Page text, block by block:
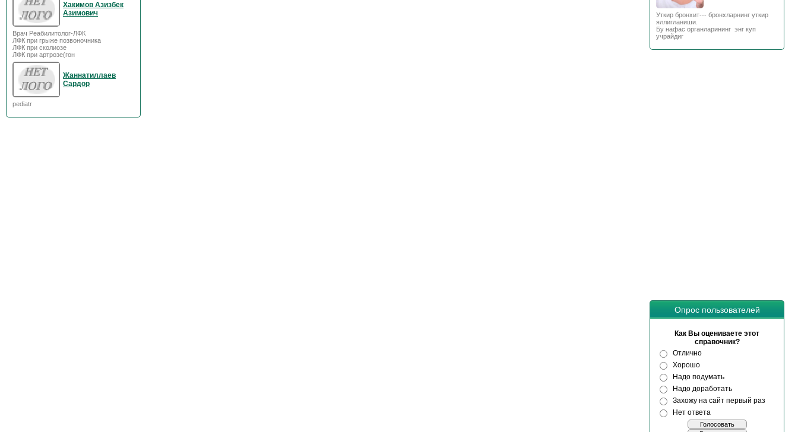
Хакимов Азизбек
Азимович
Врач Реабилитолог-ЛФК
ЛФК при грыже позвоночника
ЛФК при сколиозе
ЛФК при артрозе(гон
Жаннатиллаев
Сардор
pediatr
Уткир бронхит--- бронхларнинг уткир
яллигланиши.
Бу нафас органларининг энг куп
учрайдиг
Опрос пользователей
Как Вы оцениваете этот
справочник?
Отлично
Хорошо
Надо подумать
Надо доработать
Захожу на сайт первый раз
Нет ответа